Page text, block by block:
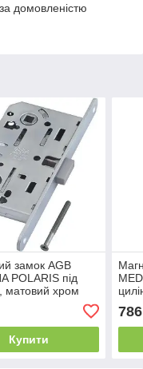
домовленістю
замок AGB
POLARIS під
матовий хром
Купити
786